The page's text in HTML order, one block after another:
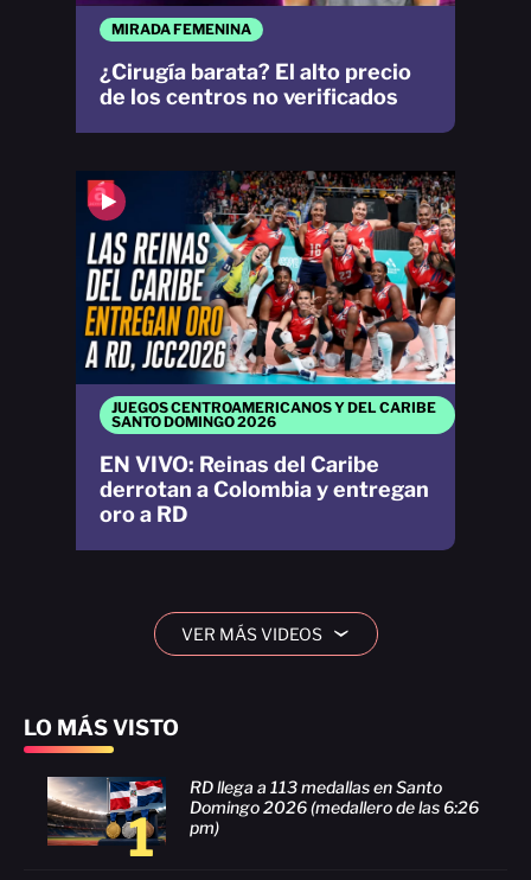
LO MÁS VISTO
1
RD llega a 113 medallas en Santo
Domingo 2026 (medallero de las 6:26
pm)
JUEGOS CENTROAMERICANOS Y DEL CARIBE
SANTO DOMINGO 2026
EN VIVO: Reinas del Caribe
derrotan a Colombia y entregan
oro a RD
MIRADA FEMENINA
¿Cirugía barata? El alto precio
de los centros no verificados
VER MÁS VIDEOS ›